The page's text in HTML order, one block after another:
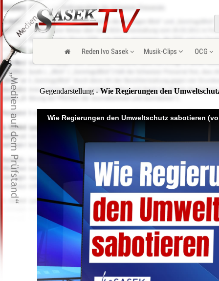
Reden Ivo Sasek Musik-Clips OCG
Gegendarstellung - Wie Regierungen den
Wie Regierungen den Umweltschutz sabotieren